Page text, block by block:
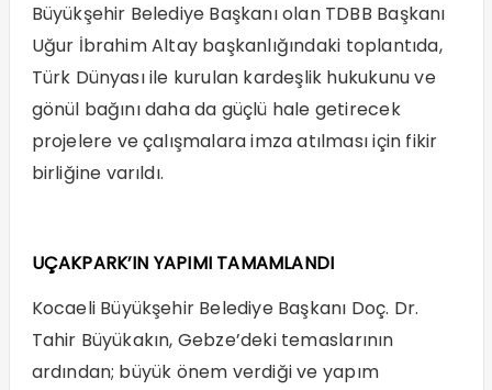
Büyükşehir Belediye Başkanı olan TDBB Başkanı
Uğur İbrahim Altay başkanlığındaki toplantıda,
Türk Dünyası ile kurulan kardeşlik hukukunu ve
gönül bağını daha da güçlü hale getirecek
projelere ve çalışmalara imza atılması için fikir
birliğine varıldı.
UÇAKPARK’IN YAPIMI TAMAMLANDI
Kocaeli Büyükşehir Belediye Başkanı Doç. Dr.
Tahir Büyükakın, Gebze’deki temaslarının
ardından; büyük önem verdiği ve yapım